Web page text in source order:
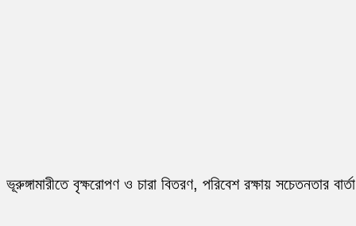
ভূরুঙ্গামারীতে বৃক্ষরোপণ ও চারা বিতরণ, পরিবেশ রক্ষায় সচেতনতার বার্তা